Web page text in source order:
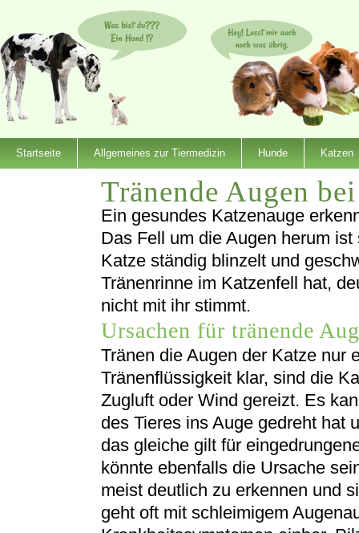
Startseite Allgemeines zur Tiermedizin Hunde Katzen
Tränende Augen
Ein gesundes Katzenauge
Das Fell um die Augen herum
Katze ständig blinzelt und
Tränenrinne im Katzenfell hat,
nicht mit ihr stimmt.
Ursachen für tränende
Tränen die Augen der Katze nur
Tränenflüssigkeit klar, sind die
Zugluft oder Wind gereizt. Es
des Tieres ins Auge gedreht hat
das gleiche gilt für
könnte ebenfalls die Ursache
meist deutlich zu erkennen und
geht oft mit schleimigem